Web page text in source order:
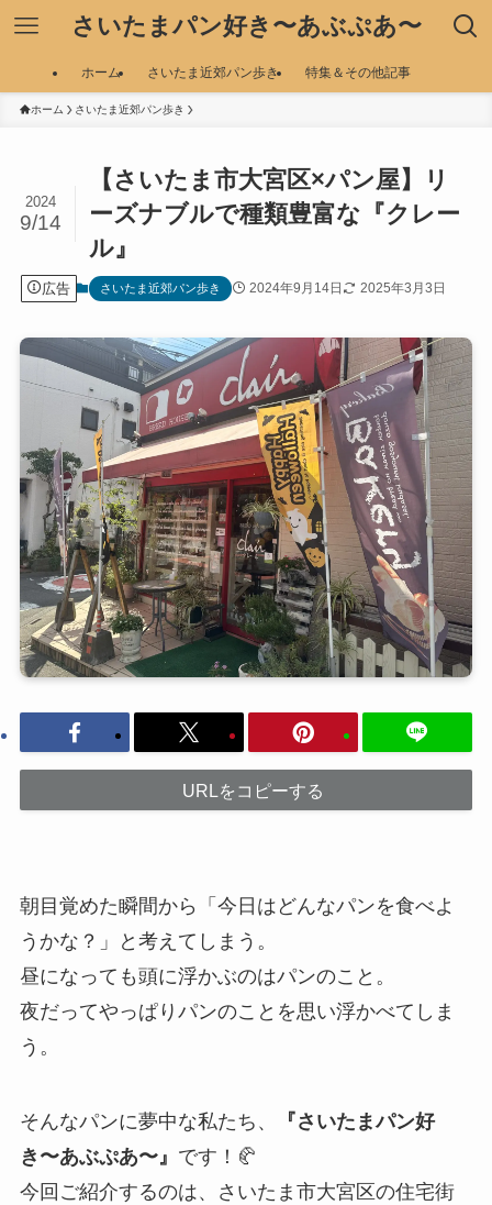
さいたまパン好き〜あぶぷあ〜
ホーム さいたま近郊パン歩き 特集＆その他記事
ホーム さいたま近郊パン歩き
【さいたま市大宮区×パン屋】リ
ーズナブルで種類豊富な『クレー
ル』
2024
9/14
広告 さいたま近郊パン歩き 2024年9月14日 2025年3月3日
URLをコピーする
朝目覚めた瞬間から「今日はどんなパンを食べよ
うかな？」と考えてしまう。
昼になっても頭に浮かぶのはパンのこと。
夜だってやっぱりパンのことを思い浮かべてしま
う。
そんなパンに夢中な私たち、
『さいたまパン好
き〜あぶぷあ〜』 です！🥐
今回ご紹介するのは、さいたま市大宮区の住宅街